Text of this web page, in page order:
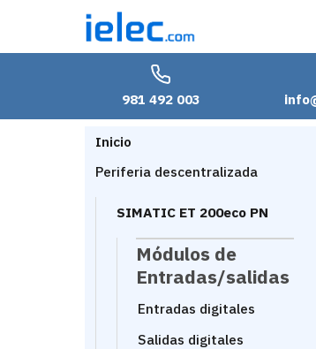
981 492 003
Inicio
Periferia descentralizada
SIMATIC ET 200eco PN
Módulos de
Entradas/salidas
Entradas digitales
Salidas digitales